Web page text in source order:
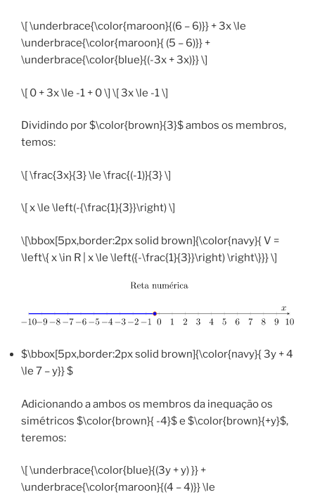
\[ \underbrace{\color{maroon}{(6 – 6)}} + 3x \le
\underbrace{\color{maroon}{ (5 – 6)}} +
\underbrace{\color{blue}{(-3x + 3x)}} \]
\[ 0 + 3x \le -1 + 0 \] \[ 3x \le -1 \]
Dividindo por $\color{brown}{3}$ ambos os membros,
temos:
\[ \frac{3x}{3} \le \frac{(-1)}{3} \]
\[ x \le \left(-{\frac{1}{3}}\right) \]
\[\bbox[5px,border:2px solid brown]{\color{navy}{ V =
\left\{ x \in R | x \le \left({-\frac{1}{3}}\right) \right\}}} \]
$\bbox[5px,border:2px solid brown]{\color{navy}{ 3y + 4
\le 7 – y}} $
Adicionando a ambos os membros da inequação os
simétricos $\color{brown}{ -4}$ e $\color{brown}{+y}$,
teremos:
\[ \underbrace{\color{blue}{(3y + y) }} +
\underbrace{\color{maroon}{(4 – 4)}} \le